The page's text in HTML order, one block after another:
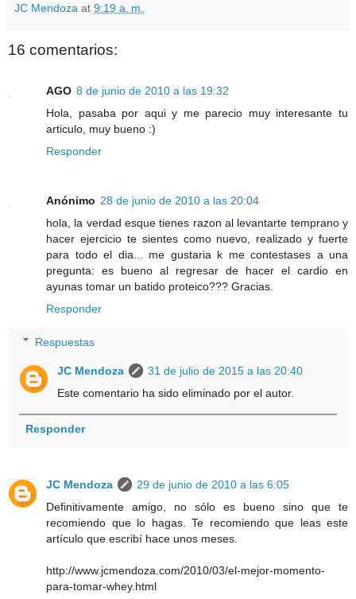
JC Mendoza at 9:19 a. m.
16 comentarios:
AGO 8 de junio de 2010 a las 19:32
Hola, pasaba por aqui y me parecio muy interesante tu
articulo, muy bueno :)
Responder
Anónimo 28 de junio de 2010 a las 20:04
hola, la verdad esque tienes razon al levantarte temprano y
hacer ejercicio te sientes como nuevo, realizado y fuerte
para todo el dia... me gustaria k me contestases a una
pregunta: es bueno al regresar de hacer el cardio en
ayunas tomar un batido proteico??? Gracias.
Responder
Respuestas
JC Mendoza
31 de julio de 2015 a las 20:40
Este comentario ha sido eliminado por el autor.
Responder
JC Mendoza
29 de junio de 2010 a las 6:05
Definitivamente amigo, no sólo es bueno sino que te
recomiendo que lo hagas. Te recomiendo que leas este
artículo que escribí hace unos meses.
http://www.jcmendoza.com/2010/03/el-mejor-momento-
para-tomar-whey.html